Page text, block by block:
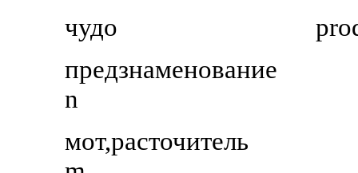
чудо
предзнаменование
n
мот,расточитель